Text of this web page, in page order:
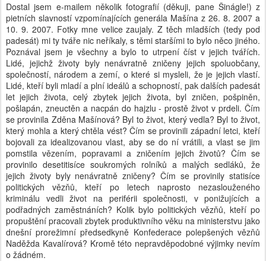
Dostal jsem e-mailem několik fotografií (děkuji, pane Šinágle!) z
pietních slavností vzpomínajících generála Mašína z 26. 8. 2007 a
10. 9. 2007. Fotky mne velice zaujaly. Z těch mladších (tedy pod
padesát) mi ty tváře nic neříkaly, s těmi staršími to bylo něco jiného.
Poznával jsem je všechny a bylo to utrpení číst v jejich tvářích.
Lidé, jejichž životy byly nenávratně zničeny jejich spoluobčany,
společností, národem a zemí, o které si mysleli, že je jejich vlastí.
Lidé, kteří byli mladí a plní ideálů a schopností, pak dalších padesát
let jejich života, celý zbytek jejich života, byl zničen, pošpiněn,
pošlapán, zneuctěn a nacpán do hajzlu - prostě život v prdeli. Čím
se provinila Zděna Mašínová? Byl to život, který vedla? Byl to život,
který mohla a který chtěla vést? Čím se provinili západní letci, kteří
bojovali za idealizovanou vlast, aby se do ní vrátili, a vlast se jim
pomstila vězením, popravami a zničením jejich životů? Čím se
provinilo desetitisíce soukromých rolníků a malých sedláků, že
jejich životy byly nenávratně zničeny? Čím se provinily statisíce
politických vězňů, kteří po letech naprosto nezaslouženého
kriminálu vedli život na periférii společnosti, v ponižujících a
podřadných zaměstnáních? Kolik bylo politických vězňů, kteří po
propuštění pracovali zbytek produktivního věku na ministerstvu jako
dnešní prorežimní předsedkyně Konfederace polepšených vězňů
Naděžda Kavalírová? Kromě této nepravděpodobné výjimky nevím
o žádném.